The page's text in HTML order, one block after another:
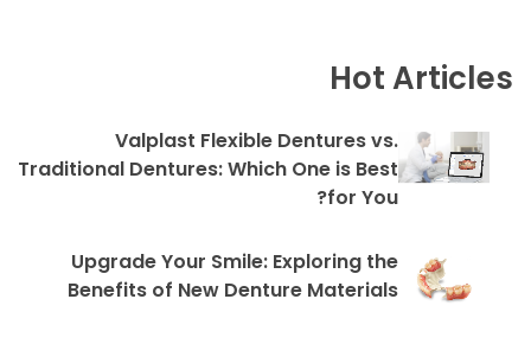
Hot Articles
Valplast Flexible Dentures vs.
Traditional Dentures: Which One is Best
for You?
Upgrade Your Smile: Exploring the
Benefits of New Denture Materials